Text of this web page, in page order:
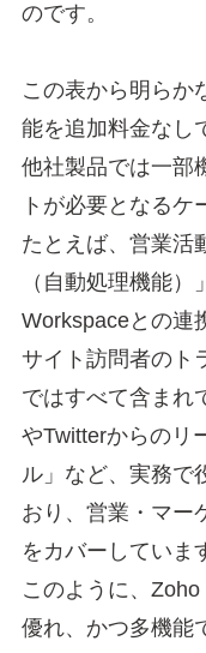
のです。
この表から明らか
能を追加料金なし
他社製品では一部
トが必要となるケ
たとえば、営業活
（自動処理機能）
Workspaceとの連
サイト訪問者のト
ではすべて含まれ
やTwitterからのリ
ル」など、実務で
おり、営業・マー
をカバーしていま
このように、
優れ、かつ多機能